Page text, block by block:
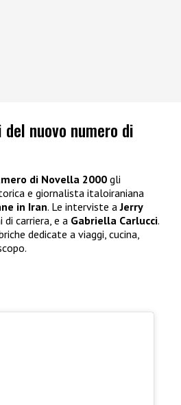
nuovo numero di
di Novella 2000 gli
e giornalista italoiraniana
in Iran. Le interviste aJerry
di carriera, e a Gabriella Carlucci.
dedicate a viaggi, cucina,